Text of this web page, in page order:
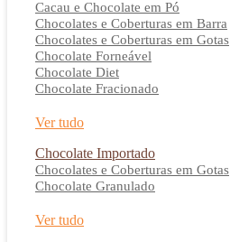
Cacau e Chocolate em Pó
Chocolates e Coberturas em Barra
Chocolates e Coberturas em Gotas
Chocolate Forneável
Chocolate Diet
Chocolate Fracionado
Ver tudo
Chocolate Importado
Chocolates e Coberturas em Gotas
Chocolate Granulado
Ver tudo